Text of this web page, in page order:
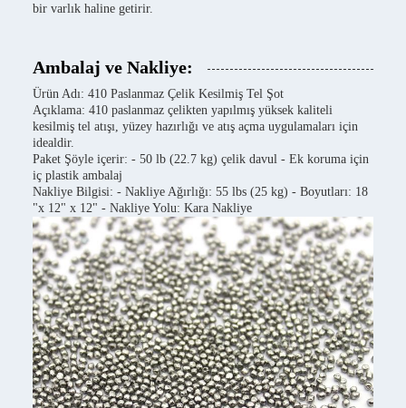
bir varlık haline getirir.
Ambalaj ve Nakliye:
Ürün Adı: 410 Paslanmaz Çelik Kesilmiş Tel Şot
Açıklama: 410 paslanmaz çelikten yapılmış yüksek kaliteli
kesilmiş tel atışı, yüzey hazırlığı ve atış açma uygulamaları için
idealdir.
Paket Şöyle içerir: - 50 lb (22.7 kg) çelik davul - Ek koruma için
iç plastik ambalaj
Nakliye Bilgisi: - Nakliye Ağırlığı: 55 lbs (25 kg) - Boyutları: 18
"x 12" x 12" - Nakliye Yolu: Kara Nakliye